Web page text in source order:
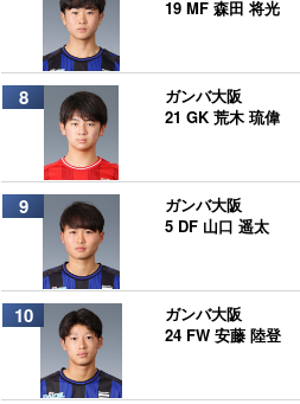
19 MF 森田 将光
8
ガンバ大阪
21 GK 荒木 琉偉
9
ガンバ大阪
5 DF 山口 遥太
10
ガンバ大阪
24 FW 安藤 陸登